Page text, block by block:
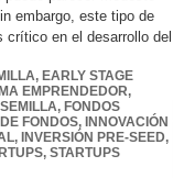
embargo, este tipo de
en el desarrollo del
, EARLY STAGE
EMPRENDEDOR,
, FONDOS
FONDOS, INNOVACIÓN
, INVERSIÓN PRE-SEED,
, STARTUPS